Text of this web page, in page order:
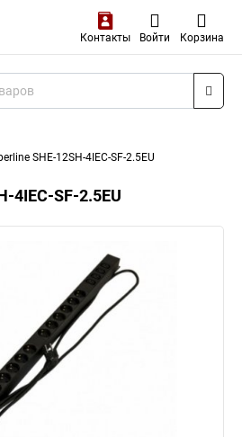
Контакты Войти Корзина
SHE-12SH-4IEC-SF-2.5EU
4IEC-SF-2.5EU